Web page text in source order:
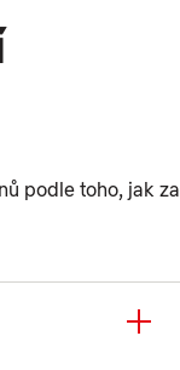
podle toho, jak za